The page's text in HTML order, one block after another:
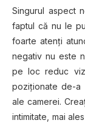
Singurul aspect
faptul că nu le
foarte atenţi
negativ nu este
pe loc reduc
poziționate de-a
ale camerei.
intimitate, mai